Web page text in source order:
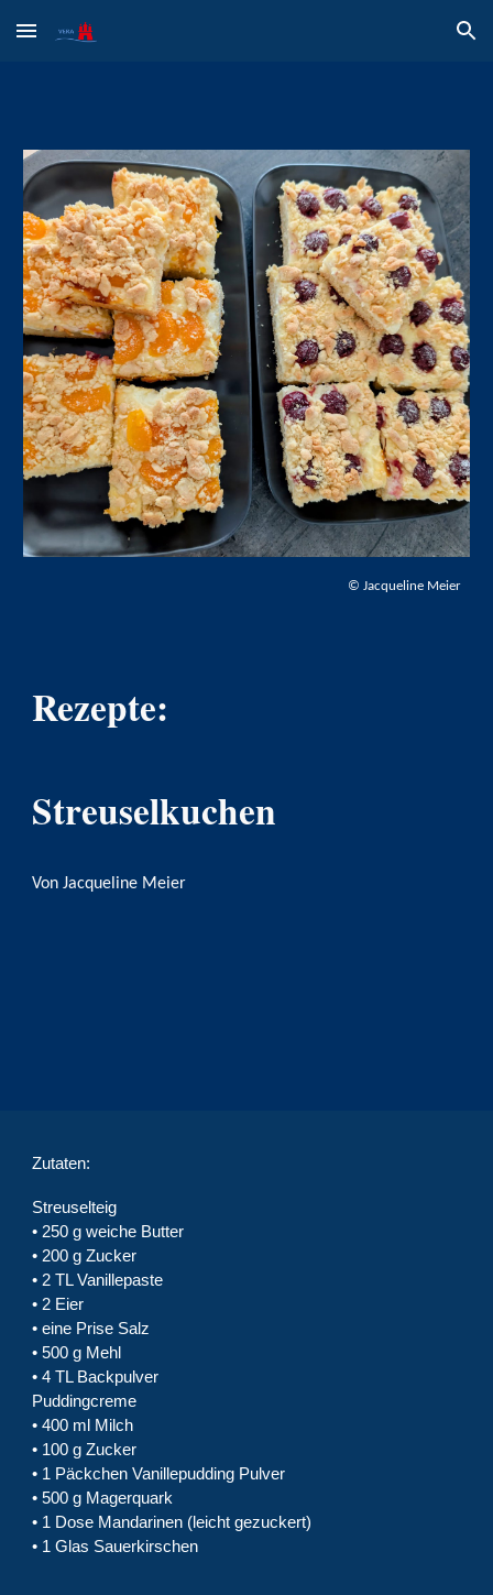
Skip to main content Skip to navigation
© Jacqueline Meier
Rezepte:
Streuselkuchen
Von Jacqueline Meier
Zutaten:
Streuselteig
• 250 g weiche Butter
• 200 g Zucker
• 2 TL Vanillepaste
• 2 Eier
• eine Prise Salz
• 500 g Mehl
• 4 TL Backpulver
Puddingcreme
• 400 ml Milch
• 100 g Zucker
• 1 Päckchen Vanillepudding Pulver
• 500 g Magerquark
• 1 Dose Mandarinen (leicht gezuckert)
• 1 Glas Sauerkirschen